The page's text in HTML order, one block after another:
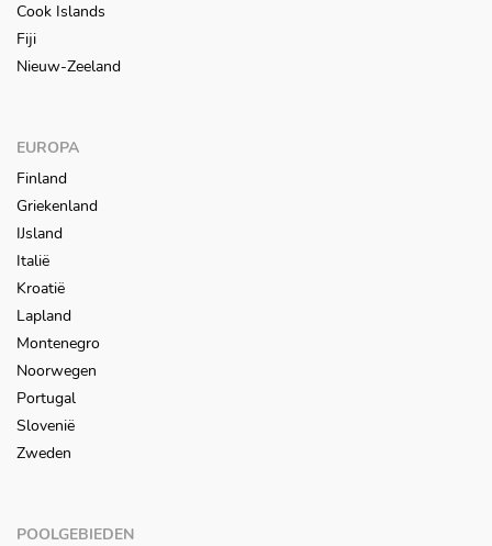
Cook Islands
Fiji
Nieuw-Zeeland
EUROPA
Finland
Griekenland
IJsland
Italië
Kroatië
Lapland
Montenegro
Noorwegen
Portugal
Slovenië
Zweden
POOLGEBIEDEN